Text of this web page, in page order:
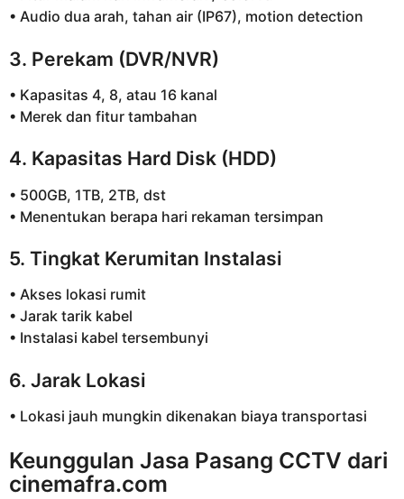
• Audio dua arah, tahan air (IP67), motion detection
3. Perekam (DVR/NVR)
• Kapasitas 4, 8, atau 16 kanal
• Merek dan fitur tambahan
4. Kapasitas Hard Disk (HDD)
• 500GB, 1TB, 2TB, dst
• Menentukan berapa hari rekaman tersimpan
5. Tingkat Kerumitan Instalasi
• Akses lokasi rumit
• Jarak tarik kabel
• Instalasi kabel tersembunyi
6. Jarak Lokasi
• Lokasi jauh mungkin dikenakan biaya transportasi
Keunggulan Jasa Pasang CCTV dari
cinemafra.com